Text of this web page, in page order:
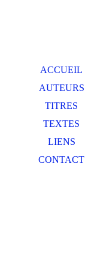
ACCUEIL
AUTEURS
TITRES
TEXTES
LIENS
CONTACT